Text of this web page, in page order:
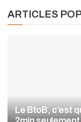
ARTICLES
Le BtoB, c’est